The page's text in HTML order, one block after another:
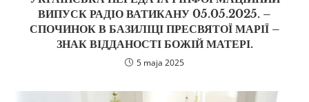
ВИПУСК РАДІО ВАТИКАНУ 05.05.2025. –
СПОЧИНОК В БАЗИЛІЦІ ПРЕСВЯТОЇ МАРІЇ –
ЗНАК ВІДДАНОСТІ БОЖІЙ МАТЕРІ.
5 maja 2025